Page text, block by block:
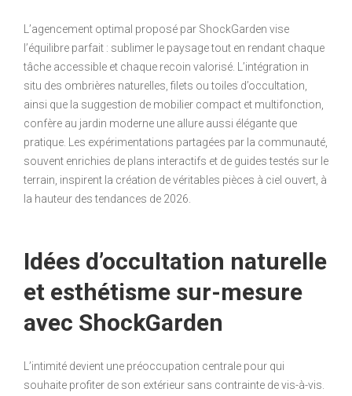
L’agencement optimal proposé par ShockGarden vise
l’équilibre parfait : sublimer le paysage tout en rendant chaque
tâche accessible et chaque recoin valorisé. L’intégration in
situ des ombrières naturelles, filets ou toiles d’occultation,
ainsi que la suggestion de mobilier compact et multifonction,
confère au jardin moderne une allure aussi élégante que
pratique. Les expérimentations partagées par la communauté,
souvent enrichies de plans interactifs et de guides testés sur le
terrain, inspirent la création de véritables pièces à ciel ouvert, à
la hauteur des tendances de 2026.
Idées d’occultation naturelle
et esthétisme sur-mesure
avec ShockGarden
L’intimité devient une préoccupation centrale pour qui
souhaite profiter de son extérieur sans contrainte de vis-à-vis.